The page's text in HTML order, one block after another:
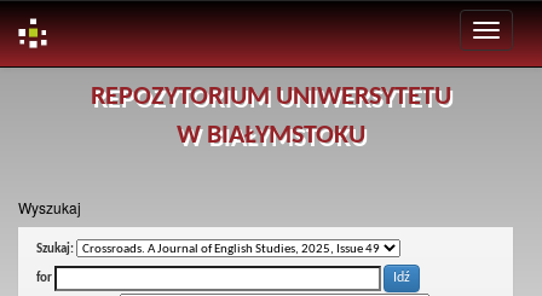
REPOZYTORIUM UNIWERSYTETU
W BIAŁYMSTOKU
Wyszukaj
Szukaj:
for